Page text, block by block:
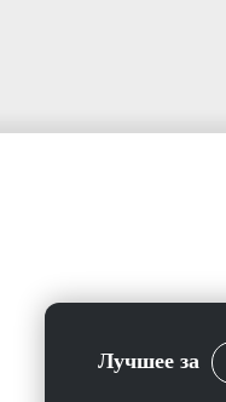
Лучшее за